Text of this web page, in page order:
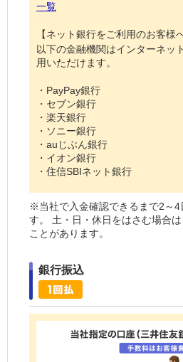
一覧
【ネット銀行をご利用のお客様へ
以下の金融機関はインターネッ
用いただけます。
・PayPay銀行
・セブン銀行
・楽天銀行
・ソニー銀行
・auじぶん銀行
・イオン銀行
・住信SBIネット銀行
※当社で入金確認できるまで2～4
す。 土・日・休日をはさむ場合
ことがあります。
銀行振込